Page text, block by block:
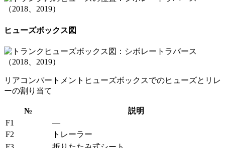
ヒューズボックス図
リアコンパートメントヒューズボックスでのヒューズとリレ
ーの割り当て
№
説明
F1
—
F2
トレーラー